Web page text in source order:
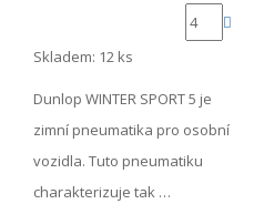
Skladem: 12 ks
Dunlop WINTER SPORT 5 je
zimní pneumatika pro osobní
vozidla. Tuto pneumatiku
charakterizuje tak …